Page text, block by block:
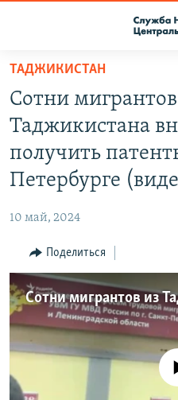
Вернуться
основному
содержанию
главной
Вернутся
поиску
RFE/RL ДИРЕКТ
МИГРАНТ МЕДИА
ТАДЖИКИСТАН
Сотни
Таджикистана
получить
Петербурге
10 май, 2024
Поделиться
No media